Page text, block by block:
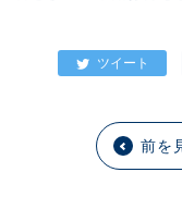
前を